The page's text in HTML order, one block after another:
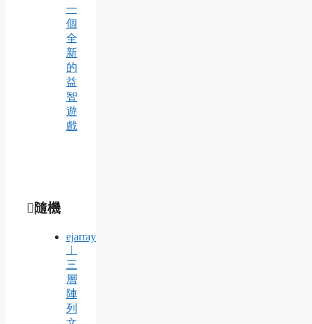
一
個
全
新
的
益
智
遊
戲
隨機
ejarray
︱
三
層
陣
列